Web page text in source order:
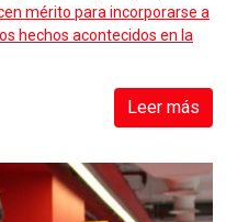
mérito para incorporarse a
hechos acontecidos en la
Leer más